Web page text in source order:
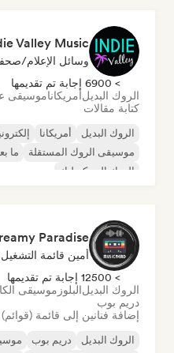
Valley Music
وسائل الإعلام/
> 6900 إجابة تم تقديمها
الروك البديلأمريكاناموسيقى
كتابة مقالات
الروك البديل أمريكانا
موسيقى الروك المستقلة
ما
الروك السيكديليك
Paradise
أمين قائمة التشغيل
> 12500 إجابة تم تقديمها
الروك البديلالبلوز موسيقى
دريم بوب
إضافة فنانين إلى قائمة
الروك البديل دريم بوب